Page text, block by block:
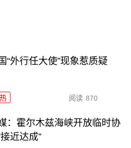
“外行任大使”现象惹质疑
阅读 870
：霍尔木兹海峡开放临时协
近达成”